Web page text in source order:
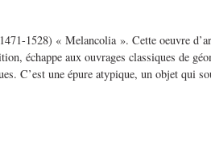
1528) « Melancolia ». Cette oeuvre
échappe aux ouvrages classiques de
C’est une épure atypique, un objet qui